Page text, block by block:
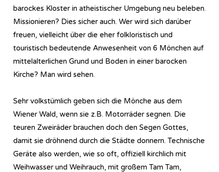
barockes Kloster in atheistischer Umgebung neu beleben.
Missionieren? Dies sicher auch. Wer wird sich darüber
freuen, vielleicht über die eher folkloristisch und
touristisch bedeutende Anwesenheit von 6 Mönchen auf
mittelalterlichen Grund und Boden in einer barocken
Kirche? Man wird sehen.
Sehr volkstümlich geben sich die Mönche aus dem
Wiener Wald, wenn sie z.B. Motorräder segnen. Die
teuren Zweiräder brauchen doch den Segen Gottes,
damit sie dröhnend durch die Städte donnern. Technische
Geräte also werden, wie so oft, offiziell kirchlich mit
Weihwasser und Weihrauch, mit großem Tam Tam,